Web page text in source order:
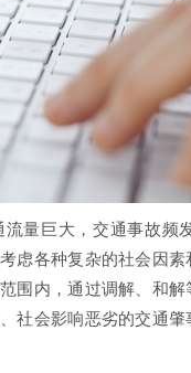
巨大，交通事故频
虑各种复杂的社会因
围内，通过调解、和
社会影响恶劣的交通